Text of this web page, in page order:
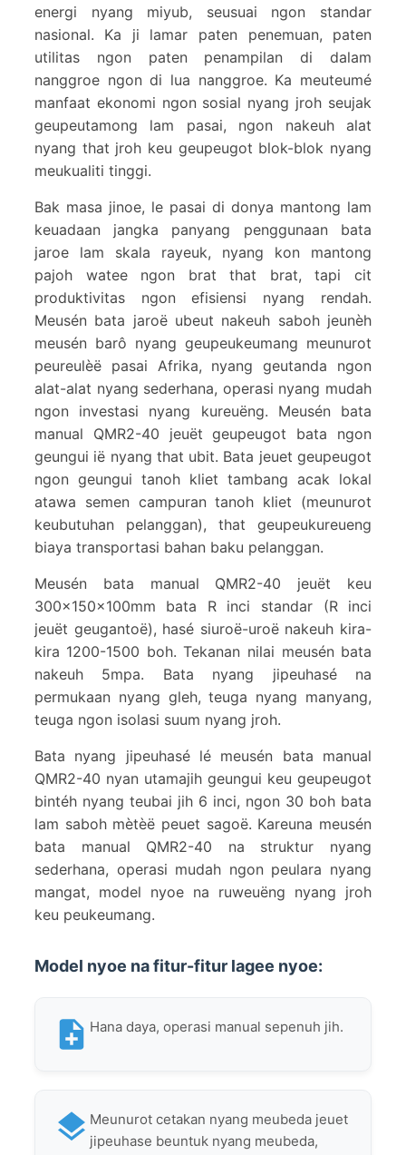
energi nyang miyub, seusuai ngon standar
nasional. Ka ji lamar paten penemuan, paten
utilitas ngon paten penampilan di dalam
nanggroe ngon di lua nanggroe. Ka meuteumé
manfaat ekonomi ngon sosial nyang jroh seujak
geupeutamong lam pasai, ngon nakeuh alat
nyang that jroh keu geupeugot blok-blok nyang
meukualiti tinggi.
Bak masa jinoe, le pasai di donya mantong lam
keuadaan jangka panyang penggunaan bata
jaroe lam skala rayeuk, nyang kon mantong
pajoh watee ngon brat that brat, tapi cit
produktivitas ngon efisiensi nyang rendah.
Meusén bata jaroë ubeut nakeuh saboh jeunèh
meusén barô nyang geupeukeumang meunurot
peureulèë pasai Afrika, nyang geutanda ngon
alat-alat nyang sederhana, operasi nyang mudah
ngon investasi nyang kureuëng. Meusén bata
manual QMR2-40 jeuët geupeugot bata ngon
geungui ië nyang that ubit. Bata jeuet geupeugot
ngon geungui tanoh kliet tambang acak lokal
atawa semen campuran tanoh kliet (meunurot
keubutuhan pelanggan), that geupeukureueng
biaya transportasi bahan baku pelanggan.
Meusén bata manual QMR2-40 jeuët keu
300×150×100mm bata R inci standar (R inci
jeuët geugantoë), hasé siuroë-uroë nakeuh kira-
kira 1200-1500 boh. Tekanan nilai meusén bata
nakeuh 5mpa. Bata nyang jipeuhasé na
permukaan nyang gleh, teuga nyang manyang,
teuga ngon isolasi suum nyang jroh.
Bata nyang jipeuhasé lé meusén bata manual
QMR2-40 nyan utamajih geungui keu geupeugot
bintéh nyang teubai jih 6 inci, ngon 30 boh bata
lam saboh mètèë peuet sagoë. Kareuna meusén
bata manual QMR2-40 na struktur nyang
sederhana, operasi mudah ngon peulara nyang
mangat, model nyoe na ruweuëng nyang jroh
keu peukeumang.
Model nyoe na fitur-fitur lagee nyoe:
Hana daya, operasi manual sepenuh jih.
Meunurot cetakan nyang meubeda jeuet
jipeuhase beuntuk nyang meubeda,